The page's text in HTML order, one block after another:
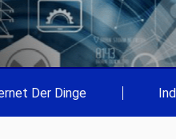
Der Dinge